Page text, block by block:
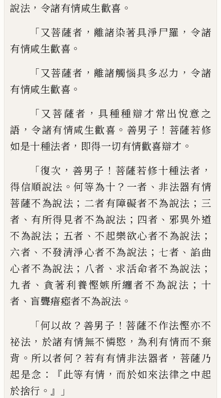
說法 ， 令諸有情咸生歡喜 。
「又菩薩者 ， 離諸染著具淨尸羅 ， 令諸
有情咸生歡喜 。
「又菩薩者 ， 離諸觸惱具多忍力 ， 令諸
有情咸生歡喜 。
「又菩薩者 ，具種種辯才常出悅意之
語 ，令諸有情咸生歡喜 。 善男子 ！ 菩薩若修
如是十種法者 ， 即得一切有情歡喜辯才 。
「復次 ， 善男子 ！ 菩薩若修十種法者 ，
得信順說法 。何等為十 ？ 一者 、 非法器有情
菩薩不為說法 ； 二者有障礙者不為說法 ； 三
者 、 有所得見者不為說法 ； 四者 、 邪異外道
不為說法 ； 五者 、不起樂欲心者不為說法 ；
六者 、 不發清淨心者不為說法 ； 七者 、諂曲
心者不為說法 ； 八者 、 求活命者不為說法 ；
九者 、 貪著利養慳嫉所纏者不為說法 ； 十
者 、 盲聾瘖瘂者不為說法 。
「何以故 ？ 善男子 ！ 菩薩不作法慳亦不
祕法 ， 於諸有情無不憐愍 ， 為利有情而不棄
背 。 所以者何 ？ 若有有情非法器者 ， 菩薩乃
起是念 ：『此等有情 ， 而於如來法律之中起
於捨行 。』」